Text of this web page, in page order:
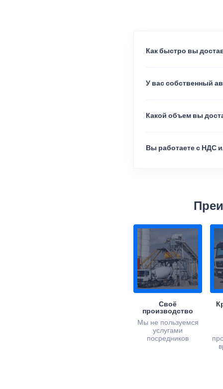
Как быстро вы
У вас собственный
Какой объем вы
Вы работаете с НДС
Своё
производство
Мы не пользуемся
услугами
посредников